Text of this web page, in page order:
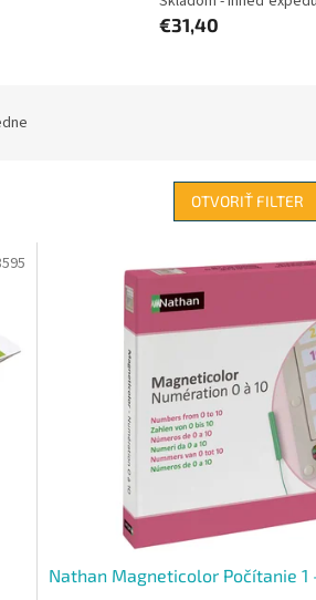
€31,40
OTVORIŤ FILTER
Nathan Magneticolor Počítanie 1